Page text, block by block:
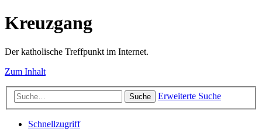
Kreuzgang
Der katholische Treffpunkt im Internet.
Zum Inhalt
Suche Erweiterte Suche
Schnellzugriff